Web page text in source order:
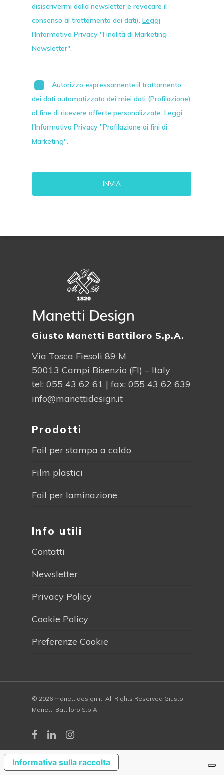
disiscrivermi dalla newsletter e revocare il
consenso al trattamento dei dati). Leggi
l'Informativa Privacy "Finalità di Marketing -
Newsletter".
Autorizzo espressamente il trattamento
dei dati automatizzato dei miei dati (Profilazione)
al fine di ricevere offerte personalizzate. Leggi
l'Informativa Privacy "Profilazione ai fini di
Marketing".
Giusto Manetti Battiloro S.p.A.
Via Tosca Fiesoli 89 M
50013 Campi Bisenzio (FI) – Italy
tel: 055 43 62 61 | fax: 055 43 62 639
info@manettidesign.it
Prodotti
Foil per stampa a caldo
Film plastici
Foil per laminazione
Info utili
Contatti
Newsletter
Privacy Policy
Cookie Policy
Preferenze Cookie
© 2026 manettidesign.it. All Rights Reserved Giusto
Manetti Battiloro S.p.A.
Informativa sulla raccolta